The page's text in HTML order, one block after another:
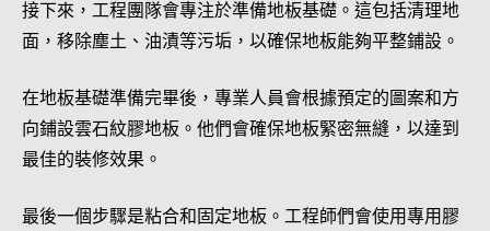
接下來，工程團隊會專注於準備地板基礎。這包括清理地
面，移除塵土、油漬等污垢，以確保地板能夠平整鋪設。
在地板基礎準備完畢後，專業人員會根據預定的圖案和方
向鋪設雲石紋膠地板。他們會確保地板緊密無縫，以達到
最佳的裝修效果。
最後一個步驟是粘合和固定地板。工程師們會使用專用膠